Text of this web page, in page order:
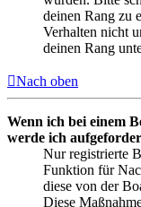
deinen Rang zu
Verhalten nicht
deinen Rang
Nach oben
Wenn ich bei einem
werde ich
Nur registrierte
Funktion für
diese von der
Diese